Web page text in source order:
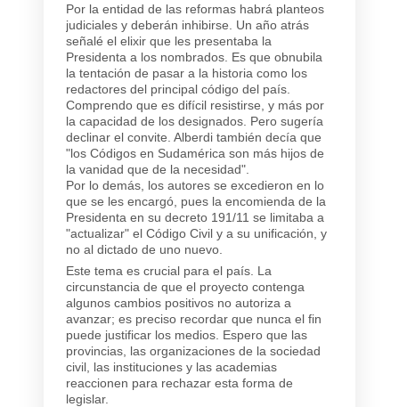
Por la entidad de las reformas habrá planteos
judiciales y deberán inhibirse. Un año atrás
señalé el elixir que les presentaba la
Presidenta a los nombrados. Es que obnubila
la tentación de pasar a la historia como los
redactores del principal código del país.
Comprendo que es difícil resistirse, y más por
la capacidad de los designados. Pero sugería
declinar el convite. Alberdi también decía que
"los Códigos en Sudamérica son más hijos de
la vanidad que de la necesidad".
Por lo demás, los autores se excedieron en lo
que se les encargó, pues la encomienda de la
Presidenta en su decreto 191/11 se limitaba a
"actualizar" el Código Civil y a su unificación, y
no al dictado de uno nuevo.
Este tema es crucial para el país. La
circunstancia de que el proyecto contenga
algunos cambios positivos no autoriza a
avanzar; es preciso recordar que nunca el fin
puede justificar los medios. Espero que las
provincias, las organizaciones de la sociedad
civil, las instituciones y las academias
reaccionen para rechazar esta forma de
legislar.